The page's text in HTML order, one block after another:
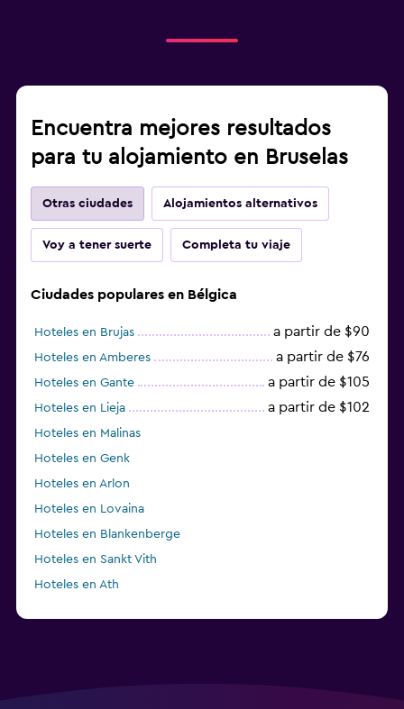
Encuentra mejores resultados
para tu alojamiento en Bruselas
Otras ciudades Alojamientos alternativos
Voy a tener suerte Completa tu viaje
Ciudades populares en Bélgica
Hoteles en Brujas a partir de $90
Hoteles en Amberes a partir de $76
Hoteles en Gante a partir de $105
Hoteles en Lieja a partir de $102
Hoteles en Malinas
Hoteles en Genk
Hoteles en Arlon
Hoteles en Lovaina
Hoteles en Blankenberge
Hoteles en Sankt Vith
Hoteles en Ath